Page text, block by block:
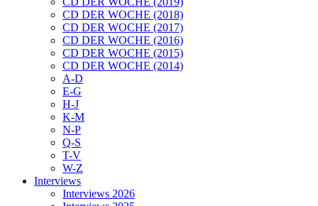
CD DER WOCHE (2018)
CD DER WOCHE (2017)
CD DER WOCHE (2016)
CD DER WOCHE (2015)
CD DER WOCHE (2014)
A-D
E-G
H-J
K-M
N-P
Q-S
T-V
W-Z
Interviews
Interviews 2026